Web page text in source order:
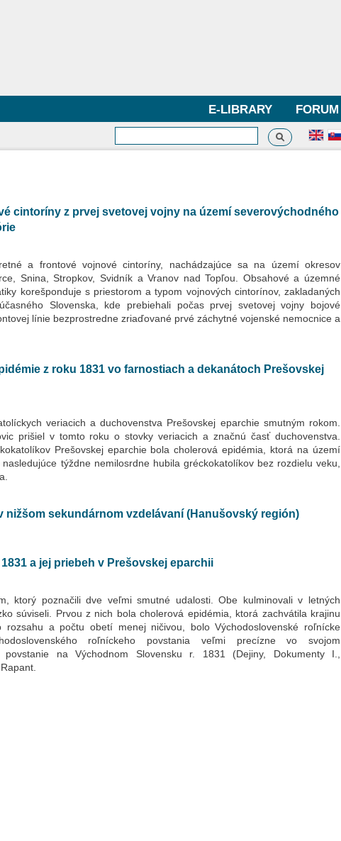
FORUM
E-LIBRARY
Search form
Search
cintoríny z prvej svetovej vojny na území severovýchodného
a frontové vojnové cintoríny, nachádzajúce sa na území okresov
Snina, Stropkov, Svidník a Vranov nad Topľou. Obsahové a územné
korešponduje s priestorom a typom vojnových cintorínov, zakladaných
Slovenska, kde prebiehali počas prvej svetovej vojny bojové
línie bezprostredne zriaďované prvé záchytné vojenské nemocnice a
z roku 1831 vo farnostiach a dekanátoch Prešovskej
veriacich a duchovenstva Prešovskej eparchie smutným rokom.
prišiel v tomto roku o stovky veriacich a značnú časť duchovenstva.
Prešovskej eparchie bola cholerová epidémia, ktorá na území
týždne nemilosrdne hubila gréckokatolíkov bez rozdielu veku,
nižšom sekundárnom vzdelávaní (Hanušovský región)
a jej priebeh v Prešovskej eparchii
ktorý poznačili dve veľmi smutné udalosti. Obe kulminovali v letných
súviseli. Prvou z nich bola cholerová epidémia, ktorá zachvátila krajinu
a počtu obetí menej ničivou, bolo Východoslovenské roľnícke
roľníckeho povstania veľmi precízne vo svojom
povstanie na Východnom Slovensku r. 1831 (Dejiny, Dokumenty I.,